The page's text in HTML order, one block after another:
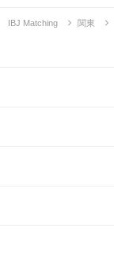
IBJ Matching 関東